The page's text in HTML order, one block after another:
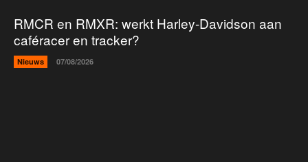
RMCR en RMXR: werkt Harley-Davidson aan
caféracer en tracker?
Nieuws 07/08/2026